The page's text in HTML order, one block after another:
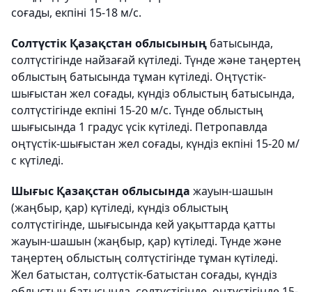
соғады, екпіні 15-18 м/с.
Солтүстік Қазақстан облысының батысында,
солтүстігінде найзағай күтіледі. Түнде және таңертең
облыстың батысында тұман күтіледі. Оңтүстік-
шығыстан жел соғады, күндіз облыстың батысында,
солтүстігінде екпіні 15-20 м/с. Түнде облыстың
шығысында 1 градус үсік күтіледі. Петропавлда
оңтүстік-шығыстан жел соғады, күндіз екпіні 15-20 м/
с күтіледі.
Шығыс Қазақстан облысында жауын-шашын
(жаңбыр, қар) күтіледі, күндіз облыстың
солтүстігінде, шығысында кей уақыттарда қатты
жауын-шашын (жаңбыр, қар) күтіледі. Түнде және
таңертең облыстың солтүстігінде тұман күтіледі.
Жел батыстан, солтүстік-батыстан соғады, күндіз